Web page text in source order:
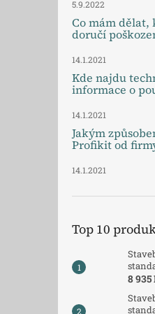
5.9.2022
Co mám dělat,
doručí
14.1.2021
Kde najdu
informace o
14.1.2021
Jakým
Profikit od
14.1.2021
Top 10
8 935